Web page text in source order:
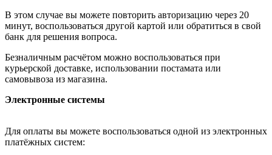
В этом случае вы можете повторить авторизацию через 20
минут, воспользоваться другой картой или обратиться в свой
банк для решения вопроса.
Безналичным расчётом можно воспользоваться при
курьерской доставке, использовании постамата или
самовывоза из магазина.
Электронные системы
Для оплаты вы можете воспользоваться одной из электронных
платёжных систем: